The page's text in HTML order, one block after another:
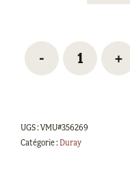
quantité
UGS :VMU#356269
Catégorie : Duray